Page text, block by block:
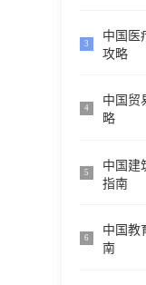
3
中国医
攻略
4
中国贸
略
5
中国建
指南
6
中国教
南